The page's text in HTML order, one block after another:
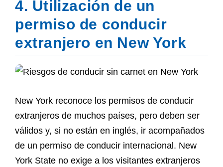
4. Utilización de un
permiso de conducir
extranjero en New York
New York reconoce los permisos de conducir
extranjeros de muchos países, pero deben ser
válidos y, si no están en inglés, ir acompañados
de un permiso de conducir internacional. New
York State no exige a los visitantes extranjeros